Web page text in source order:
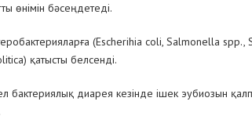
өнімін бәсеңдетеді.
(Escherihia coli, Salmonella spp.,
) қатысты белсенді.
бактериялық диарея кезінде ішек эубиозын